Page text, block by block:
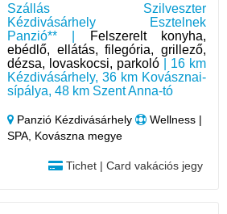
Szállás Szilveszter
Kézdivásárhely Esztelnek
Panzió** |
Felszerelt konyha,
ebédlő, ellátás, filegória, grillező,
dézsa, lovaskocsi, parkoló | 16 km
Kézdivásárhely, 36 km Kovásznai-
sípálya, 48 km Szent Anna-tó
Panzió Kézdivásárhely
Wellness |
SPA, Kovászna megye
Tichet | Card vakációs jegy